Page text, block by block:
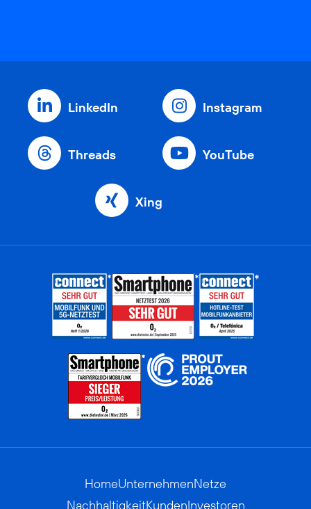
LinkedIn Instagram
Threads YouTube
Xing
HomeUnternehmenNetze
NachhaltigkeitKundenInvestoren